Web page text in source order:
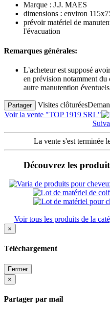
Marque : J.J. MAES
dimensions : environ
prévoir matériel de
l'évacuation
Remarques générales:
L'acheteur est supposé
en prévision notamment
autre manutention
Partager Visites clôturées
Voir la vente "TOP 1919 SRL"
La vente s'est terminée
Découvrez les
Voir tous les produits de la
×
Téléchargement
Fermer
×
Partager par mail